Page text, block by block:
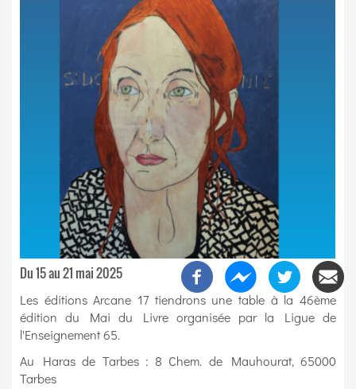
Du 15 au 21 mai 2025
Les éditions Arcane 17 tiendrons une table à la 46ème
édition du Mai du Livre organisée par la Ligue de
l'Enseignement 65.
Au Haras de Tarbes : 8 Chem. de Mauhourat, 65000
Tarbes